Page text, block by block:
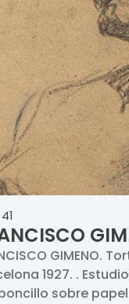
hombreGIMENO.
1927. .
sobre